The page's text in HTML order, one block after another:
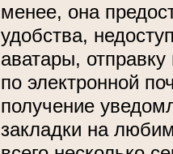
менее, она
удобства,
аватары,
по электронной
получение
закладки на